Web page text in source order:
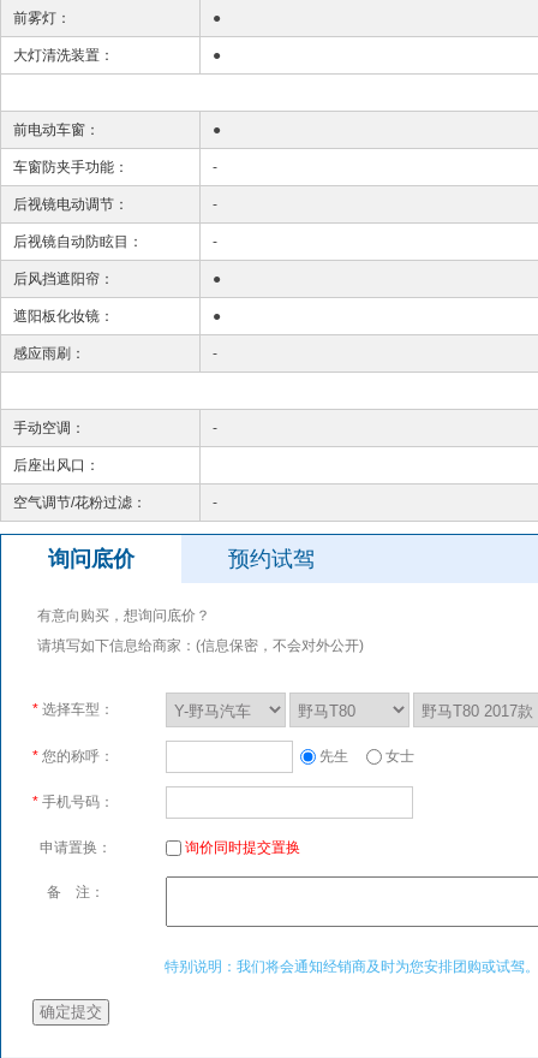
前雾灯： ●
大灯清洗装置： ●
前电动车窗： ●
车窗防夹手功能： -
后视镜电动调节： -
后视镜自动防眩目： -
后风挡遮阳帘： ●
遮阳板化妆镜： ●
感应雨刷： -
手动空调： -
后座出风口：
空气调节/花粉过滤： -